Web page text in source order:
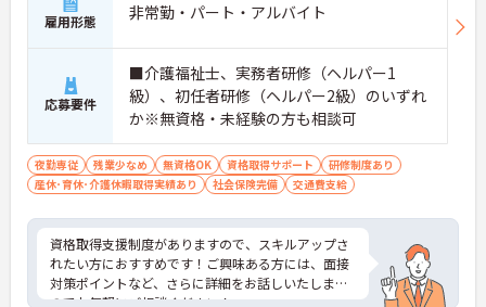
雇用形態 非常勤・パート・アルバイト
応募要件
■介護福祉士、実務者研修（ヘルパー1
級）、初任者研修（ヘルパー2級）のいずれ
か※無資格・未経験の方も相談可
夜勤専従 残業少なめ 無資格OK 資格取得サポート
研修制度あり
産休･育休･介護休暇取得実績あり
社会保険完備 交通費支給
資格取得支援制度がありますので、スキルアップさ
れたい方におすすめです！ご興味ある方には、面接
対策ポイントなど、さらに詳細をお話しいたします
のでお気軽にご相談ください！